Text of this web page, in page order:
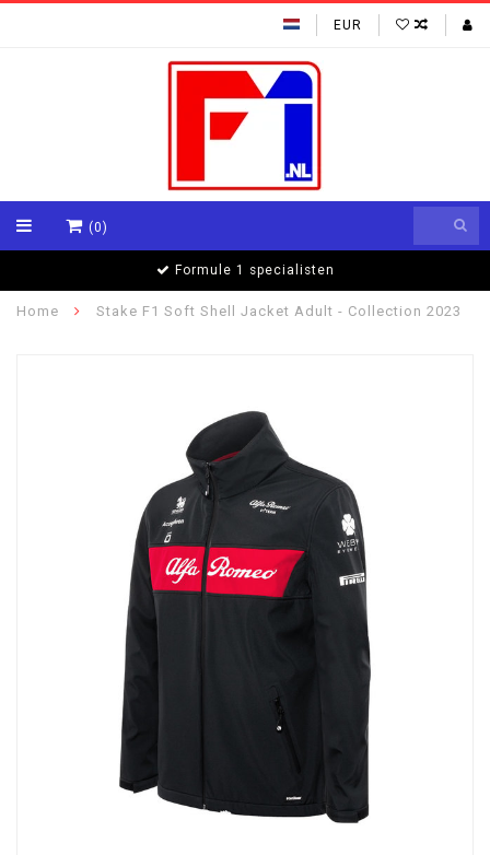
EUR
(0)
Formule 1 specialisten
Home Stake F1 Soft Shell Jacket Adult - Collection 2023